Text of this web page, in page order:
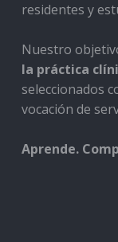
residentes y
Nuestro
la práctica
seleccionados
vocación de
Aprende.